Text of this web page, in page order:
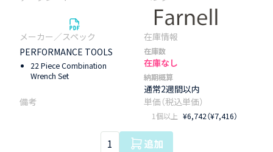
PERFORMANCE TOOLS
22 Piece Combination
Wrench Set
在庫数
在庫なし
納期概算
通常2週間以内
1個以上 ¥6,742（¥7,416）
追加